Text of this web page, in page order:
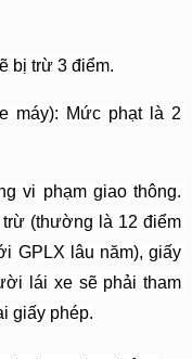
bị trừ 3 điểm.
máy): Mức phạt là 2
vi phạm giao thông.
(thường là 12 điểm
GPLX lâu năm), giấy
lái xe sẽ phải tham
giấy phép.